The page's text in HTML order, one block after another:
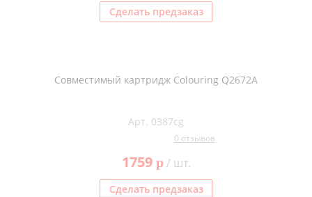
Сделать предзаказ
Совместимый картридж Colouring Q2672A
Арт. 0387cg
0 отзывов
1759 p/ шт.
Сделать предзаказ